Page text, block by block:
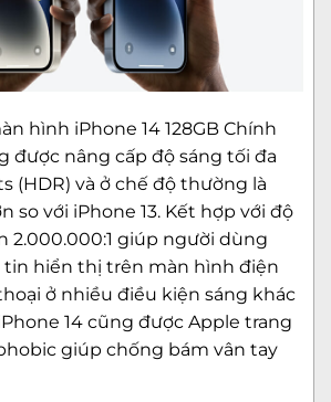
hình iPhone 14 128GB Chính
được nâng cấp độ sáng tối đa
(HDR) và ở chế độ thường là
so với iPhone 13. Kết hợp với độ
2.000.000:1 giúp người dùng
hiển thị trên màn hình điện
ở nhiều điều kiện sáng khác
14 cũng được Apple trang
giúp chống bám vân tay